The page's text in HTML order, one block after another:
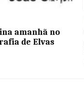
amanhã no
de Elvas